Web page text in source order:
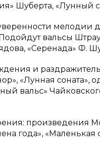
Шуберта, «Лунный
вальсы
«Серенада» Ф.
и
«Лунная соната»,
вальс»
произведения
года»,